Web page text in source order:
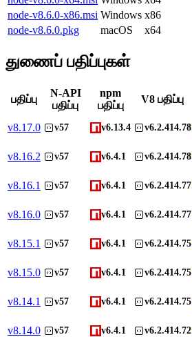
node-v8.6.0-x86.msi Windows x86
node-v8.6.0.pkg
macOS x64
துணைப் பதிப்புகள்
பதிப்பு
N-API
பதிப்பு
npm
பதிப்பு
V8 பதிப்பு
v8.17.0 v57 v6.13.4 v6.2.414.78
v8.16.2 v57 v6.4.1 v6.2.414.78
v8.16.1 v57 v6.4.1 v6.2.414.77
v8.16.0 v57 v6.4.1 v6.2.414.77
v8.15.1 v57 v6.4.1 v6.2.414.75
v8.15.0 v57 v6.4.1 v6.2.414.75
v8.14.1 v57 v6.4.1 v6.2.414.75
v8.14.0 v57 v6.4.1 v6.2.414.72